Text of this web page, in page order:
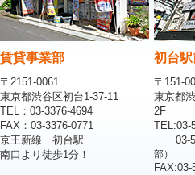
賃貸事業部
〒2151-0061
東京都渋谷区初台1-37-11
TEL：03-3376-4694
FAX：03-3376-0771
京王新線 初台駅
南口より徒歩1分！
初台
〒151-
東京都
2F
TEL:03-
03-
部）
FAX:03-